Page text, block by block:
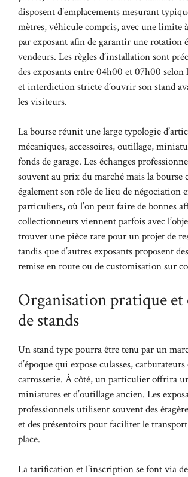
disposent d’emplacements mesurant
mètres, véhicule compris, avec une limite
par exposant afin de garantir une rotation
vendeurs. Les règles d’installation sont
des exposants entre 04h00 et 07h00
et interdiction stricte d’ouvrir son stand
les visiteurs.
La bourse réunit une large typologie
mécaniques, accessoires, outillage,
fonds de garage. Les échanges
souvent au prix du marché mais la bourse
également son rôle de lieu de négociation
particuliers, où l’on peut faire de bonnes
collectionneurs viennent parfois avec
trouver une pièce rare pour un projet de
tandis que d’autres exposants proposent
remise en route ou de customisation sur
Organisation pratique et
de stands
Un stand type pourra être tenu par un
d’époque qui expose culasses,
carrosserie. À côté, un particulier offrira
miniatures et d’outillage ancien. Les
professionnels utilisent souvent des
et des présentoirs pour faciliter le
place.
La tarification et l’inscription se font via